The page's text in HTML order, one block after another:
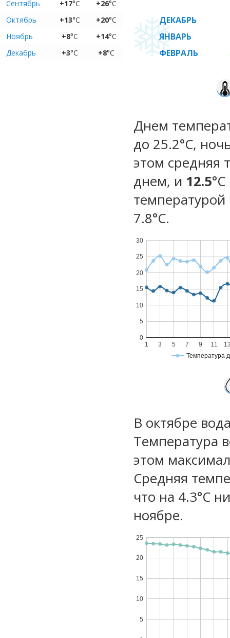
Сентябрь
+17°C +26°C
Октябрь
+13°C +20°C
Ноябрь
+8°C +14°C
Декабрь
+3°C +8°C
ДЕКАБРЬ
ЯНВАРЬ
ФЕВРАЛЬ
Днем
до 25.2°C,
этом средняя
днем, и 12.5
температурой
7.8°С.
Температура
1 3 5 7 9 11
0
5
10
15
20
25
30
В октябре
Температура
этом
Средняя
что на 4.3°C
ноябре.
5
10
15
20
25